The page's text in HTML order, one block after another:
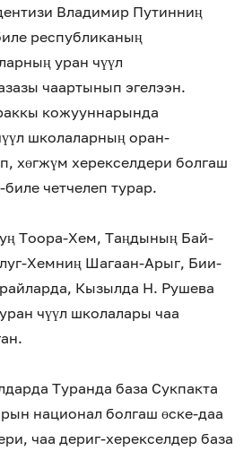
Владимир Путинниң
республиканың
уран чүүл
чаартынып эгелээн.
кожууннарында
школаларның оран-
хөгжүм херекселдери болгаш
четчелеп турар.
Тоора-Хем, Таңдының Бай-
Хемниң Шагаан-Арыг, Бии-
Кызылда Н. Рушева
чүүл школалары чаа
Туранда база Сукпакта
национал болгаш өске-даа
чаа дериг-херекселдер база